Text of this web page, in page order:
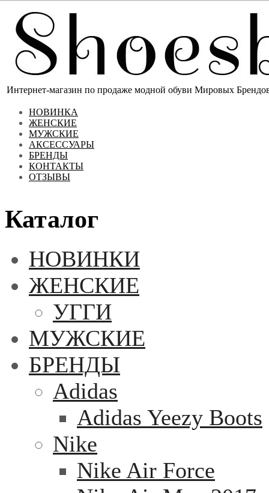
Интернет-магазин по продаже модной обуви Мировых
НОВИНКА
ЖЕНСКИЕ
МУЖСКИЕ
АКСЕССУАРЫ
БРЕНДЫ
КОНТАКТЫ
ОТЗЫВЫ
Каталог
НОВИНКИ
ЖЕНСКИЕ
УГГИ
МУЖСКИЕ
БРЕНДЫ
Adidas
Adidas Yeezy Boots
Nike
Nike Air Force